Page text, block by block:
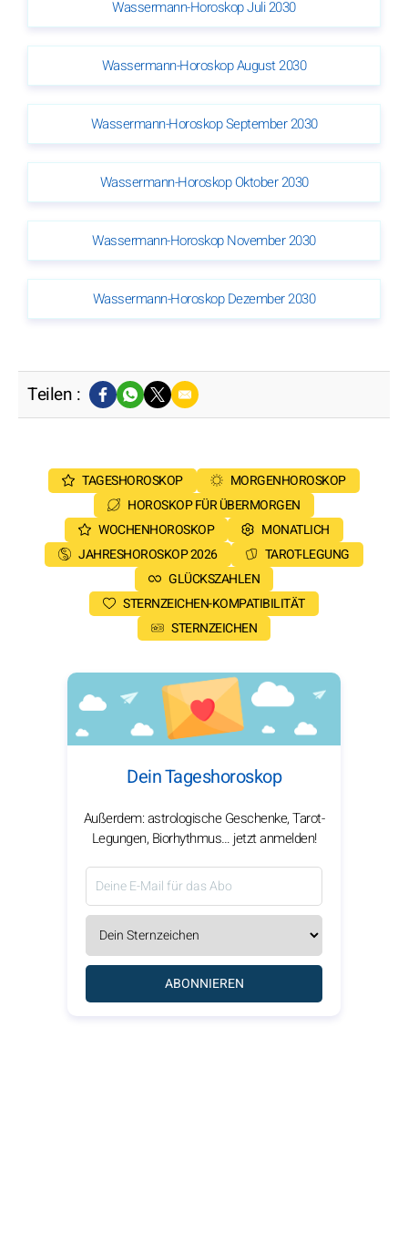
Wassermann-Horoskop Juli 2030
Wassermann-Horoskop August 2030
Wassermann-Horoskop September 2030
Wassermann-Horoskop Oktober 2030
Wassermann-Horoskop November 2030
Wassermann-Horoskop Dezember 2030
Teilen :
TAGESHOROSKOP
MORGENHOROSKOP
HOROSKOP FÜR ÜBERMORGEN
WOCHENHOROSKOP
MONATLICH
JAHRESHOROSKOP 2026
TAROT-LEGUNG
GLÜCKSZAHLEN
STERNZEICHEN-KOMPATIBILITÄT
STERNZEICHEN
Dein Tageshoroskop
Außerdem: astrologische Geschenke, Tarot-
Legungen, Biorhythmus… jetzt anmelden!
ABONNIEREN